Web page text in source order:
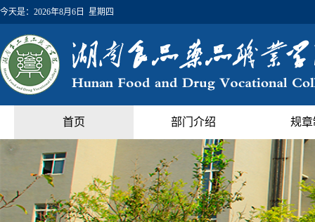
今天是： 2026年8月6日 星期四
首页 部门介绍 规